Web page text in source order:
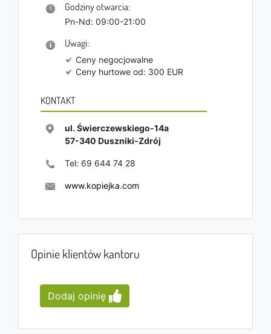
Godziny otwarcia:
Pn-Nd: 09:00-21:00
Uwagi:
Ceny negocjowalne
Ceny hurtowe od: 300 EUR
KONTAKT
ul. Świerczewskiego-14a
57-340 Duszniki-Zdrój
Tel: 69 644 74 28
www.kopiejka.com
Opinie klientów kantoru
Dodaj opinię